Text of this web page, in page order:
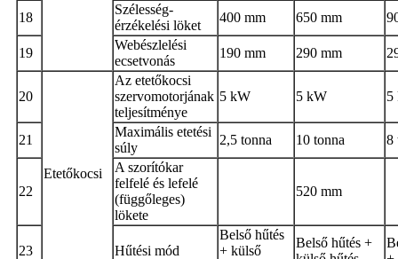
18
Szélesség-
érzékelési löket
400 mm 650 mm
19
Webészlelési
ecsetvonás
190 mm 290 mm
20
Etetőkocsi
Az etetőkocsi
szervomotorjának
teljesítménye
5 kW 5 kW 5
21
Maximális etetési
súly
2,5 tonna 10 tonna 8
22
A szorítókar
felfelé és lefelé
(függőleges)
lökete
520 mm
23 Hűtési mód
Belső hűtés
+ külső
Belső hűtés +